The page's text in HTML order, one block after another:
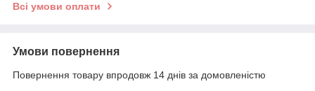
Всі умови оплати
Умови повернення
Повернення товару впродовж 14 днів за домовленістю